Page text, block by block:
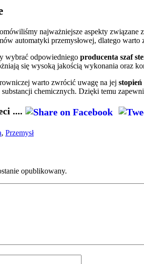
najważniejsze aspekty związane z
automatyki przemysłowej, dlatego
wybrać odpowiedniego producenta szaf
się wysoką jakością wykonania oraz
warto zwrócić uwagę na jej
substancji chemicznych. Dzięki temu
....
, Przemysł
opublikowany.